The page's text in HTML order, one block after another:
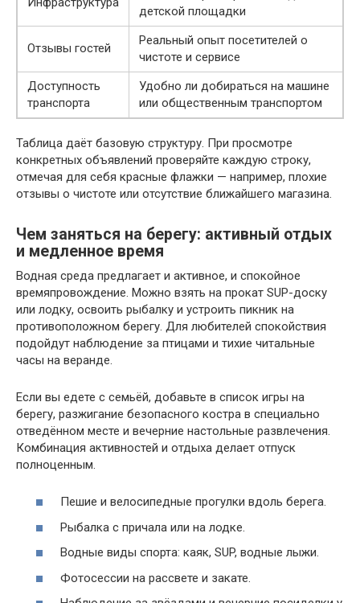
детской площадки
Отзывы гостей
Реальный опыт посетителей о
чистоте и сервисе
Доступность
транспорта
Удобно ли добираться на машине
или общественным транспортом
Таблица даёт базовую структуру. При просмотре
конкретных объявлений проверяйте каждую строку,
отмечая для себя красные флажки — например, плохие
отзывы о чистоте или отсутствие ближайшего магазина.
Чем заняться на берегу: активный отдых
и медленное время
Водная среда предлагает и активное, и спокойное
времяпровождение. Можно взять на прокат SUP-доску
или лодку, освоить рыбалку и устроить пикник на
противоположном берегу. Для любителей спокойствия
подойдут наблюдение за птицами и тихие читальные
часы на веранде.
Если вы едете с семьёй, добавьте в список игры на
берегу, разжигание безопасного костра в специально
отведённом месте и вечерние настольные развлечения.
Комбинация активностей и отдыха делает отпуск
полноценным.
Пешие и велосипедные прогулки вдоль берега.
Рыбалка с причала или на лодке.
Водные виды спорта: каяк, SUP, водные лыжи.
Фотосессии на рассвете и закате.